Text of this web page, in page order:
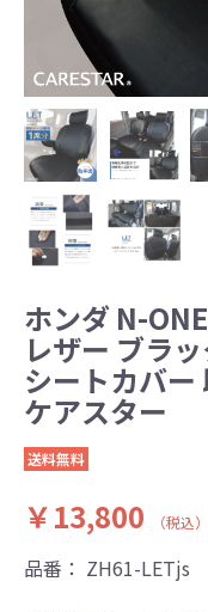
ホンダ N-
レザー ブラ
シートカバ
ケアスター
送料無料
￥13,800 （税込）
品番： ZH61-LETjs